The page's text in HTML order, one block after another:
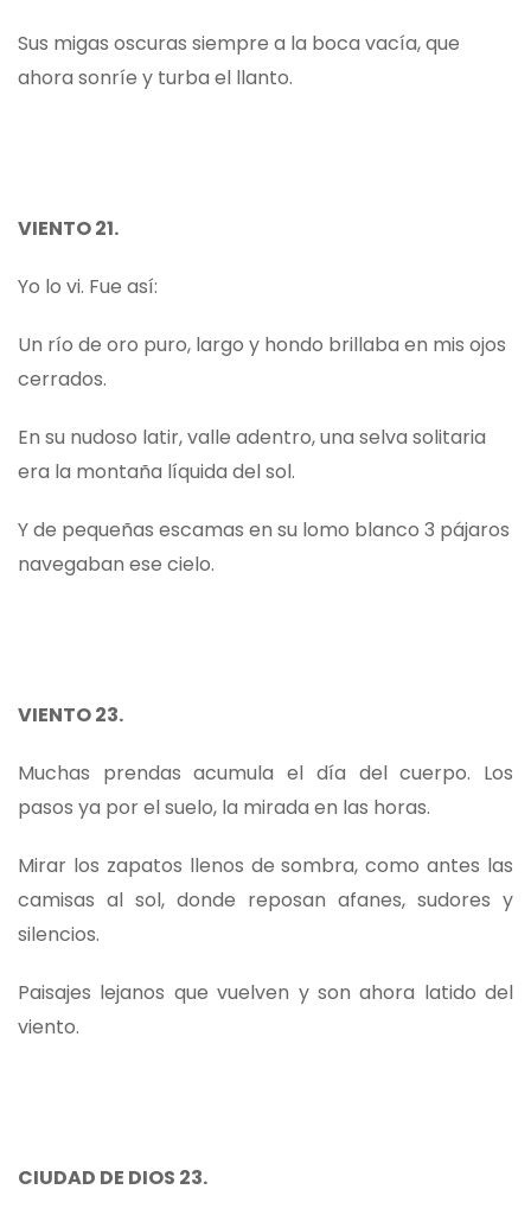
Sus migas oscuras siempre a la boca vacía, que
ahora sonríe y turba el llanto.
VIENTO 21.
Yo lo vi. Fue así:
Un río de oro puro, largo y hondo brillaba en mis ojos
cerrados.
En su nudoso latir, valle adentro, una selva solitaria
era la montaña líquida del sol.
Y de pequeñas escamas en su lomo blanco 3 pájaros
navegaban ese cielo.
VIENTO 23.
Muchas prendas acumula el día del cuerpo. Los
pasos ya por el suelo, la mirada en las horas.
Mirar los zapatos llenos de sombra, como antes las
camisas al sol, donde reposan afanes, sudores y
silencios.
Paisajes lejanos que vuelven y son ahora latido del
viento.
CIUDAD DE DIOS 23.